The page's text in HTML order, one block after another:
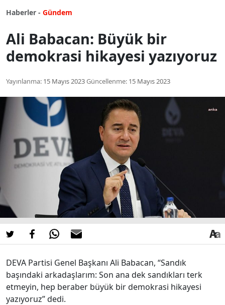
Haberler - Gündem
Ali Babacan: Büyük bir
demokrasi hikayesi yazıyoruz
Yayınlanma: 15 Mayıs 2023Güncellenme: 15 Mayıs 2023
DEVA Partisi Genel Başkanı Ali Babacan, “Sandık
başındaki arkadaşlarım: Son ana dek sandıkları terk
etmeyin, hep beraber büyük bir demokrasi hikayesi
yazıyoruz” dedi.